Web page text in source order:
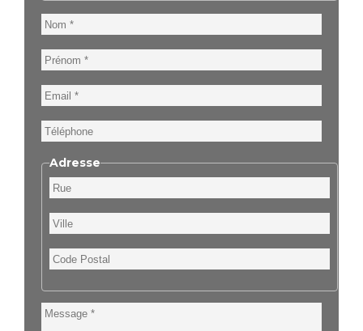
Nom
Prénom
Email
Téléphone
Adresse
Rue
Ville
Code
Postal
Message